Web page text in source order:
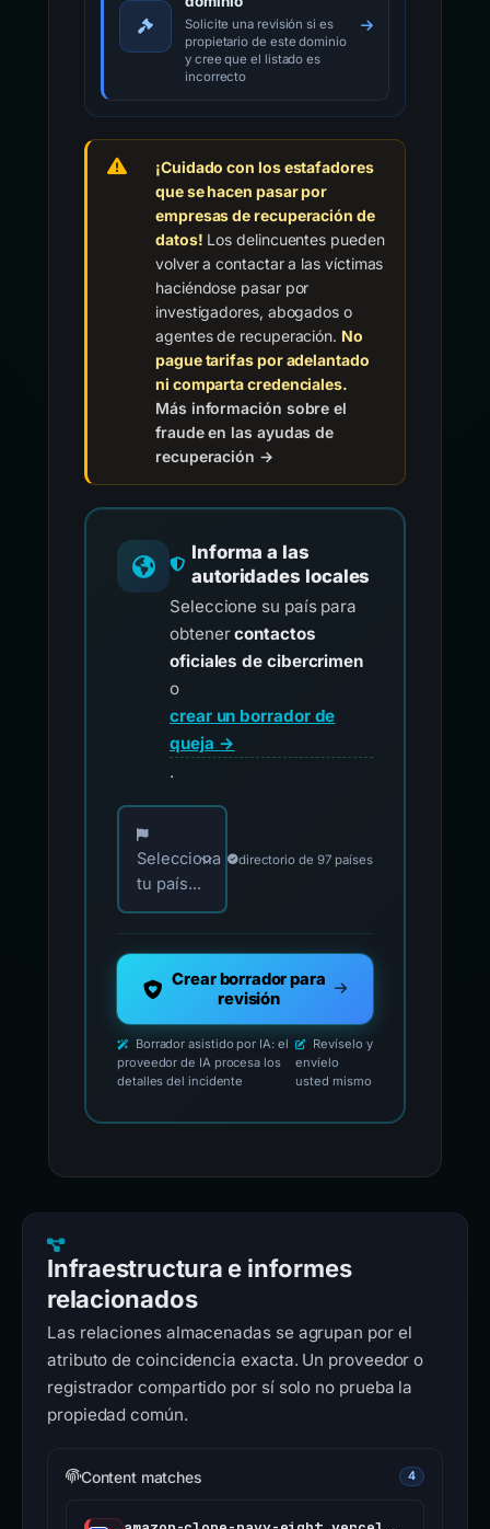
Solicite una revisión si es
propietario de este dominio
y cree que el listado es
incorrecto
¡Cuidado con los estafadores
que se hacen pasar por
empresas de recuperación de
datos! Los delincuentes pueden
volver a contactar a las víctimas
haciéndose pasar por
investigadores, abogados o
agentes de recuperación. No
pague tarifas por adelantado
ni comparta credenciales.
Más información sobre el
fraude en las ayudas de
recuperación →
Informa a las
autoridades locales
Seleccione su país para
obtenercontactos
oficiales de cibercrimen
o
crear un borrador de
queja →
.
Elija su país para los contactos oficiales de
Selecciona
tu país...
directorio de 97 países
Crear borrador para
revisión
Borrador asistido por IA: el
proveedor de IA procesa los
detalles del incidente
Revíselo y
envíelo
usted mismo
Infraestructura e informes
relacionados
Las relaciones almacenadas se agrupan por el
atributo de coincidencia exacta. Un proveedor o
registrador compartido por sí solo no prueba la
propiedad común.
Content matches 4